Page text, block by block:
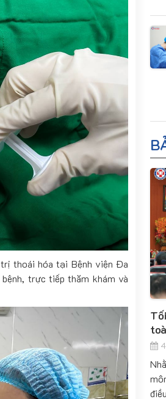
thoái hóa tại Bệnh viện Đa
trực tiếp thăm khám và